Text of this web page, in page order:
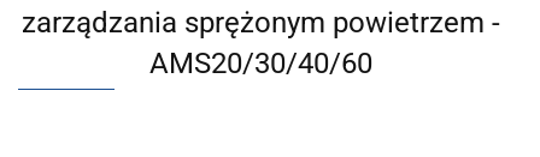
zarządzania sprężonym powietrzem -
AMS20/30/40/60